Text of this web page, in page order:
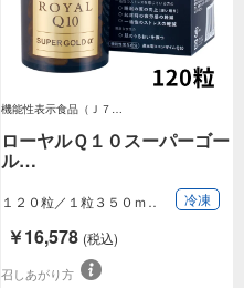
機能性表示食品（Ｊ７…
ローヤルＱ１０スーパーゴー
ル…
１２０粒／１粒３５０ｍ
冷凍
￥16,578 (税込)
召しあがり方